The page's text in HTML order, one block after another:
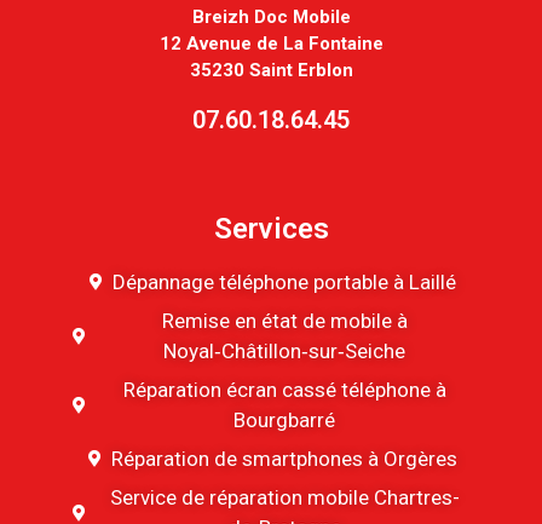
Breizh Doc Mobile
12 Avenue de La Fontaine
35230 Saint Erblon
07.60.18.64.45
Services
Dépannage téléphone portable à Laillé
Remise en état de mobile à
Noyal‑Châtillon‑sur‑Seiche
Réparation écran cassé téléphone à
Bourgbarré
Réparation de smartphones à Orgères
Service de réparation mobile Chartres-